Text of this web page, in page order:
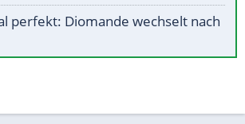
perfekt: Diomande wechselt nach